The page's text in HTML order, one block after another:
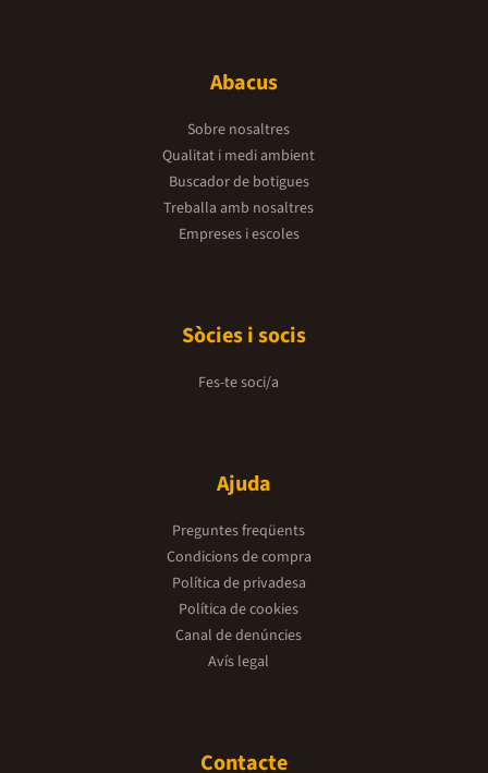
Abacus
Sobre nosaltres
Qualitat i medi ambient
Buscador de botigues
Treballa amb nosaltres
Empreses i escoles
Sòcies i socis
Fes-te soci/a
Ajuda
Preguntes freqüents
Condicions de compra
Política de privadesa
Política de cookies
Canal de denúncies
Avís legal
Contacte